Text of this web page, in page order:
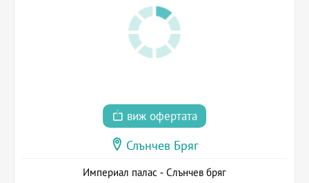
виж офертата
Слънчев Бряг
Империал палас - Слънчев бряг